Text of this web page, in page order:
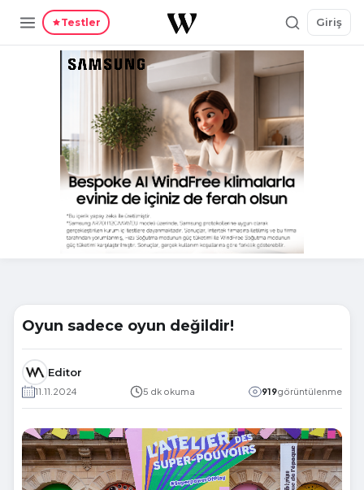
Testler Giriş
Oyun sadece oyun değildir!
Editor
11.11.2024 5 dk okuma 919görüntülenme